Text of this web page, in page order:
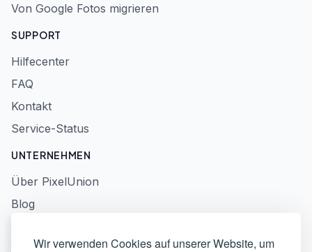
Wir verwenden Cookies auf unserer Website, um
Von Google Fotos migrieren
SUPPORT
Hilfecenter
FAQ
Kontakt
Service-Status
UNTERNEHMEN
Über PixelUnion
Blog
Datenschutzerklärung